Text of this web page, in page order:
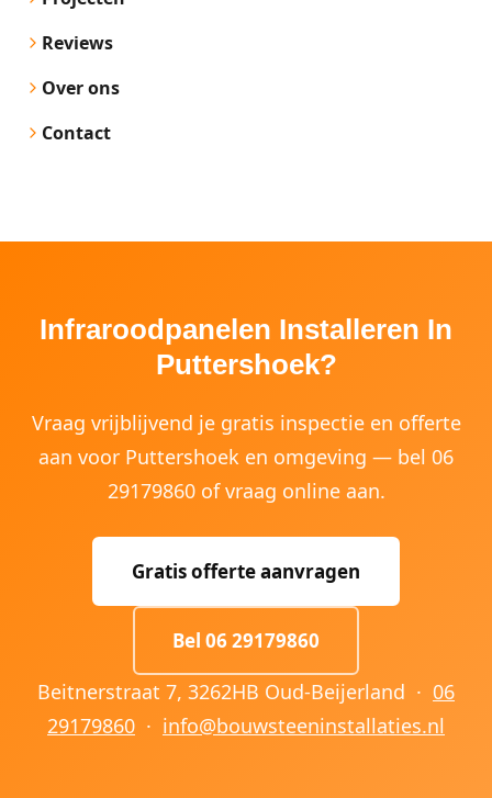
Reviews
Over ons
Contact
Infraroodpanelen Installeren In
Puttershoek?
Vraag vrijblijvend je gratis inspectie en offerte
aan voor Puttershoek en omgeving — bel 06
29179860 of vraag online aan.
Gratis offerte aanvragen
Bel 06 29179860
Beitnerstraat 7, 3262HB Oud-Beijerland · 06
29179860 · info@bouwsteeninstallaties.nl